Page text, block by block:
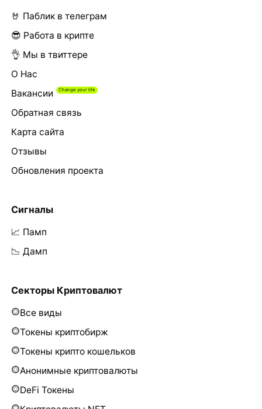
🤘 Паблик в телеграм
😎 Работа в крипте
👌 Мы в твиттере
О Нас
Вакансии
Обратная связь
Карта сайта
Отзывы
Обновления проекта
Сигналы
📈 Памп
📉 Дамп
Секторы Криптовалют
Все виды
Токены криптобирж
Токены крипто кошельков
Анонимные криптовалюты
DeFi Токены